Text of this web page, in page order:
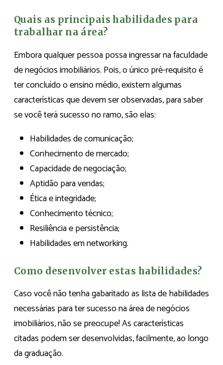
Quais as principais habilidades para
trabalhar na área?
Embora qualquer pessoa possa ingressar na faculdade
de negócios imobiliários. Pois, o único pré-requisito é
ter concluído o ensino médio, existem algumas
características que devem ser observadas, para saber
se você terá sucesso no ramo, são elas:
Habilidades de comunicação;
Conhecimento de mercado;
Capacidade de negociação;
Aptidão para vendas;
Ética e integridade;
Conhecimento técnico;
Resiliência e persistência;
Habilidades em networking.
Como desenvolver estas habilidades?
Caso você não tenha gabaritado as lista de habilidades
necessárias para ter sucesso na área de negócios
imobiliários, não se preocupe! As características
citadas podem ser desenvolvidas, facilmente, ao longo
da graduação.